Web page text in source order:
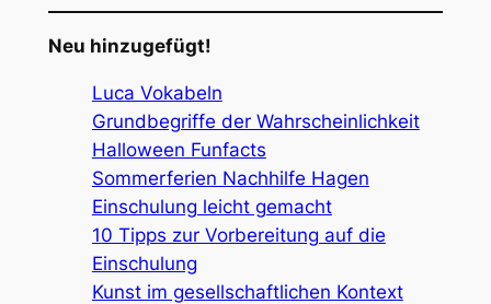
Neu hinzugefügt!
Luca Vokabeln
Grundbegriffe der Wahrscheinlichkeit
Halloween Funfacts
Sommerferien Nachhilfe Hagen
Einschulung leicht gemacht
10 Tipps zur Vorbereitung auf die
Einschulung
Kunst im gesellschaftlichen Kontext